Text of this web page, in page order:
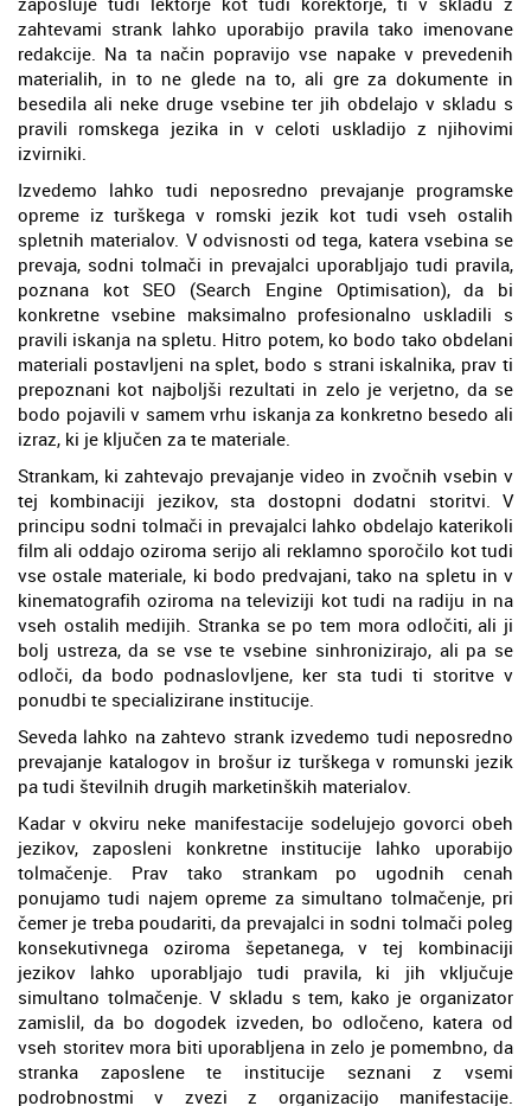
zahtevami strank lahko uporabijo pravila tako imenovane
redakcije. Na ta način popravijo vse napake v prevedenih
materialih, in to ne glede na to, ali gre za dokumente in
besedila ali neke druge vsebine ter jih obdelajo v skladu s
pravili romskega jezika in v celoti uskladijo z njihovimi
izvirniki.
Izvedemo lahko tudi neposredno prevajanje programske
opreme iz turškega v romski jezik kot tudi vseh ostalih
spletnih materialov. V odvisnosti od tega, katera vsebina se
prevaja, sodni tolmači in prevajalci uporabljajo tudi pravila,
poznana kot SEO (Search Engine Optimisation), da bi
konkretne vsebine maksimalno profesionalno uskladili s
pravili iskanja na spletu. Hitro potem, ko bodo tako obdelani
materiali postavljeni na splet, bodo s strani iskalnika, prav ti
prepoznani kot najboljši rezultati in zelo je verjetno, da se
bodo pojavili v samem vrhu iskanja za konkretno besedo ali
izraz, ki je ključen za te materiale.
Strankam, ki zahtevajo prevajanje video in zvočnih vsebin v
tej kombinaciji jezikov, sta dostopni dodatni storitvi. V
principu sodni tolmači in prevajalci lahko obdelajo katerikoli
film ali oddajo oziroma serijo ali reklamno sporočilo kot tudi
vse ostale materiale, ki bodo predvajani, tako na spletu in v
kinematografih oziroma na televiziji kot tudi na radiju in na
vseh ostalih medijih. Stranka se po tem mora odločiti, ali ji
bolj ustreza, da se vse te vsebine sinhronizirajo, ali pa se
odloči, da bodo podnaslovljene, ker sta tudi ti storitve v
ponudbi te specializirane institucije.
Seveda lahko na zahtevo strank izvedemo tudi neposredno
prevajanje katalogov in brošur iz turškega v romunski jezik
pa tudi številnih drugih marketinških materialov.
Kadar v okviru neke manifestacije sodelujejo govorci obeh
jezikov, zaposleni konkretne institucije lahko uporabijo
tolmačenje. Prav tako strankam po ugodnih cenah
ponujamo tudi najem opreme za simultano tolmačenje, pri
čemer je treba poudariti, da prevajalci in sodni tolmači poleg
konsekutivnega oziroma šepetanega, v tej kombinaciji
jezikov lahko uporabljajo tudi pravila, ki jih vključuje
simultano tolmačenje. V skladu s tem, kako je organizator
zamislil, da bo dogodek izveden, bo odločeno, katera od
vseh storitev mora biti uporabljena in zelo je pomembno, da
stranka zaposlene te institucije seznani z vsemi
podrobnostmi v zvezi z organizacijo manifestacije.